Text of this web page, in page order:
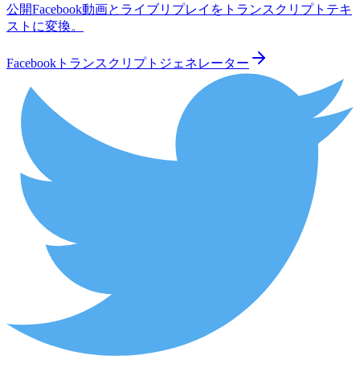
公開Facebook動画とライブリプレイをトランスクリプトテキ
ストに変換。
Facebookトランスクリプトジェネレーター